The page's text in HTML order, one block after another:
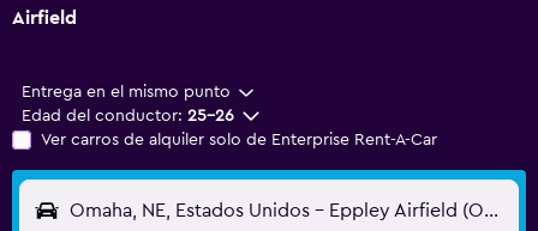
Airfield
Entrega en el mismo punto
Edad del conductor: 25-26
Ver carros de alquiler solo de Enterprise Rent-A-Car
Omaha, NE, Estados Unidos - Eppley Airfield (OMA)